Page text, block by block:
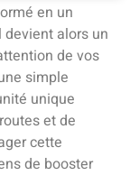
en un
alors un
de vos
simple
unique
et de
cette
de booster